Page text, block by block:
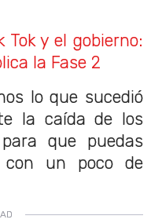
Tok y el gobierno:
la Fase 2
lo que sucedió
la caída de los
que puedas
con un poco de